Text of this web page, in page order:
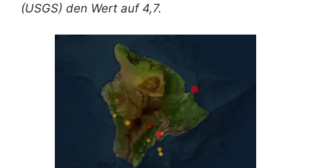
(USGS) den Wert auf 4,7.